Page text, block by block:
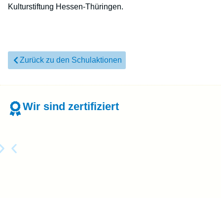
Kulturstiftung Hessen-Thüringen.
Zurück zu den Schulaktionen
Wir sind zertifiziert